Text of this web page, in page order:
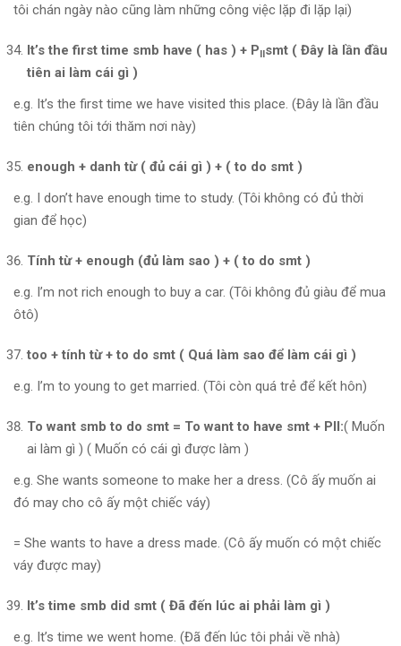
tôi chán ngày nào cũng làm những công việc lặp đi lặp lại)
It’s the first time smb have ( has ) + PIIsmt ( Đây là lần đầu
tiên ai làm cái gì )
e.g. It’s the first time we have visited this place. (Đây là lần đầu
tiên chúng tôi tới thăm nơi này)
enough + danh từ ( đủ cái gì ) + ( to do smt )
e.g. I don’t have enough time to study. (Tôi không có đủ thời
gian để học)
Tính từ + enough (đủ làm sao ) + ( to do smt )
e.g. I’m not rich enough to buy a car. (Tôi không đủ giàu để mua
ôtô)
too + tính từ + to do smt ( Quá làm sao để làm cái gì )
e.g. I’m to young to get married. (Tôi còn quá trẻ để kết hôn)
To want smb to do smt = To want to have smt + PII:( Muốn
ai làm gì ) ( Muốn có cái gì được làm )
e.g. She wants someone to make her a dress. (Cô ấy muốn ai
đó may cho cô ấy một chiếc váy)
= She wants to have a dress made. (Cô ấy muốn có một chiếc
váy được may)
It’s time smb did smt ( Đã đến lúc ai phải làm gì )
e.g. It’s time we went home. (Đã đến lúc tôi phải về nhà)